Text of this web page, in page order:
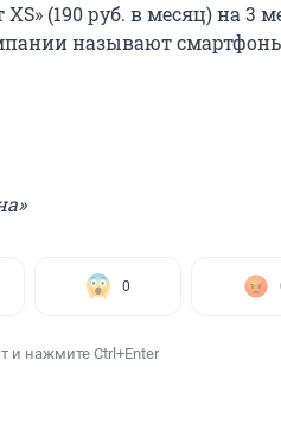
(190 руб. в месяц) на 3
называют
0
и нажмите Ctrl+Enter